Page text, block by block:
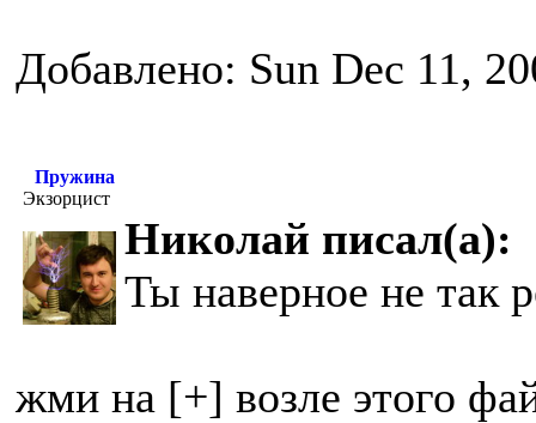
Добавлено: Sun Dec 11,
Пружина
Экзорцист
Николай писал(а):
Ты наверное не так
жми на [+] возле этого